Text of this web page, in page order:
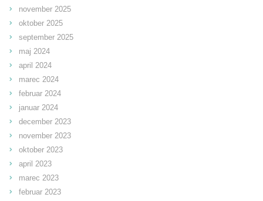
november 2025
oktober 2025
september 2025
maj 2024
april 2024
marec 2024
februar 2024
januar 2024
december 2023
november 2023
oktober 2023
april 2023
marec 2023
februar 2023